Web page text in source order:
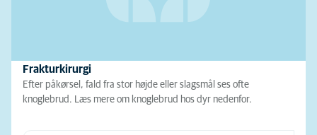
Frakturkirurgi
Efter påkørsel, fald fra stor højde eller slagsmål ses ofte
knoglebrud. Læs mere om knoglebrud hos dyr nedenfor.